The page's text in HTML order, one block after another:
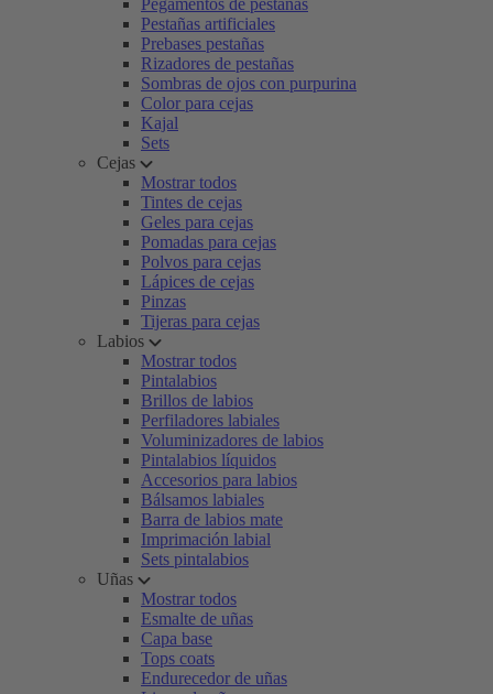
Pegamentos de pestañas
Pestañas artificiales
Prebases pestañas
Rizadores de pestañas
Sombras de ojos con purpurina
Color para cejas
Kajal
Sets
Cejas
Mostrar todos
Tintes de cejas
Geles para cejas
Pomadas para cejas
Polvos para cejas
Lápices de cejas
Pinzas
Tijeras para cejas
Labios
Mostrar todos
Pintalabios
Brillos de labios
Perfiladores labiales
Voluminizadores de labios
Pintalabios líquidos
Accesorios para labios
Bálsamos labiales
Barra de labios mate
Imprimación labial
Sets pintalabios
Uñas
Mostrar todos
Esmalte de uñas
Capa base
Tops coats
Endurecedor de uñas